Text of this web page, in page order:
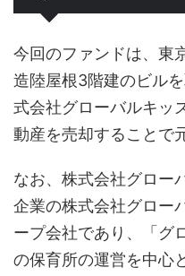
今回のファンドは、東
造陸屋根3階建のビル
式会社グローバルキッ
動産を売却することで
なお、株式会社グロー
企業の株式会社グロー
ープ会社であり、「グ
の保育所の運営を中心